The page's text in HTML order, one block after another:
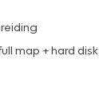
map + hard disk